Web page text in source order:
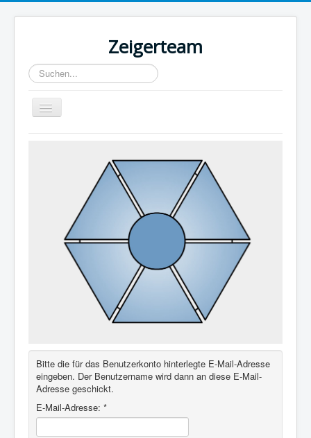
Zeigerteam
Suchen...
Toggle
Navigation
Bitte die für das Benutzerkonto hinterlegte E-Mail-Adresse
eingeben. Der Benutzername wird dann an diese E-Mail-
Adresse geschickt.
E-Mail-Adresse: *